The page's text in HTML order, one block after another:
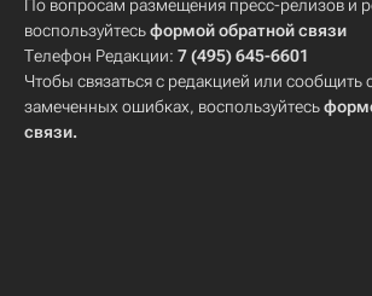
По вопросам размещения пресс-релизов и
воспользуйтесьформой обратной связи
Телефон Редакции: 7 (495) 645-6601
Чтобы связаться с редакцией или сообщить
замеченных ошибках, воспользуйтесь
связи.